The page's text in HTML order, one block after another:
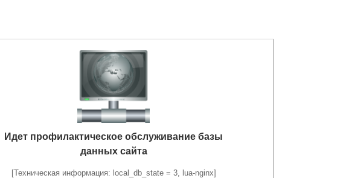
Идет профилактическое обслуживание базы
данных сайта
[Техническая информация: local_db_state = 3, lua-nginx]